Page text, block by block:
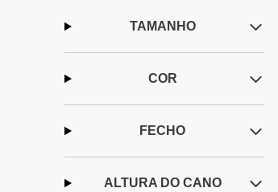
ALTURA DO CANO
COR
FECHO
TAMANHO